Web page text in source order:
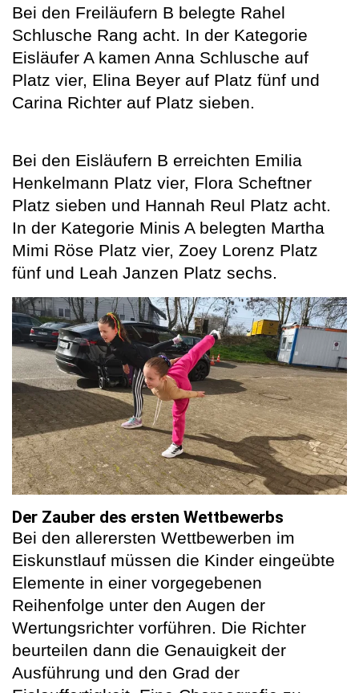
Bei den Freiläufern B belegte Rahel
Schlusche Rang acht. In der Kategorie
Eisläufer A kamen Anna Schlusche auf
Platz vier, Elina Beyer auf Platz fünf und
Carina Richter auf Platz sieben.
Bei den Eisläufern B erreichten Emilia
Henkelmann Platz vier, Flora Scheftner
Platz sieben und Hannah Reul Platz acht.
In der Kategorie Minis A belegten Martha
Mimi Röse Platz vier, Zoey Lorenz Platz
fünf und Leah Janzen Platz sechs.
Der Zauber des ersten Wettbewerbs
Bei den allerersten Wettbewerben im
Eiskunstlauf müssen die Kinder eingeübte
Elemente in einer vorgegebenen
Reihenfolge unter den Augen der
Wertungsrichter vorführen. Die Richter
beurteilen dann die Genauigkeit der
Ausführung und den Grad der